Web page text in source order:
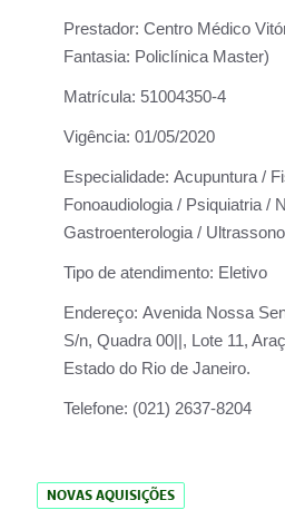
Prestador: Centro Médico
Fantasia: Policlínica Master)
Matrícula: 51004350-4
Vigência: 01/05/2020
Especialidade: Acupuntura /
Fonoaudiologia / Psiquiatria /
Gastroenterologia /
Tipo de atendimento: Eletivo
Endereço: Avenida Nossa
S/n, Quadra 00||, Lote 11,
Estado do Rio de Janeiro.
Telefone: (021) 2637-8204
NOVAS AQUISIÇÕES